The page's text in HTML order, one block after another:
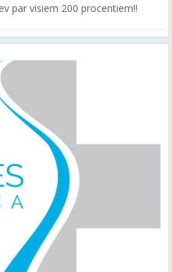
par visiem 200 procentiem!!